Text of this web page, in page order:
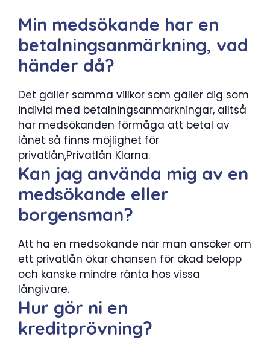
Min medsökande har en
betalningsanmärkning, vad
händer då?
Det gäller samma villkor som gäller dig som
individ med betalningsanmärkningar, alltså
har medsökanden förmåga att betal av
lånet så finns möjlighet för
privatlån,Privatlån Klarna.
Kan jag använda mig av en
medsökande eller
borgensman?
Att ha en medsökande när man ansöker om
ett privatlån ökar chansen för ökad belopp
och kanske mindre ränta hos vissa
långivare.
Hur gör ni en
kreditprövning?